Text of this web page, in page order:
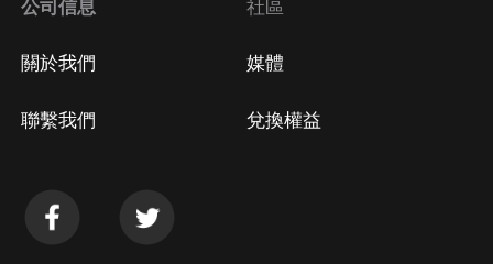
公司信息
關於我們
聯繫我們
社區
媒體
兌換權益